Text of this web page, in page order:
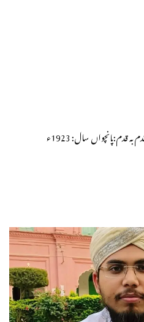
قدم:پانچواں سال: 1923ء